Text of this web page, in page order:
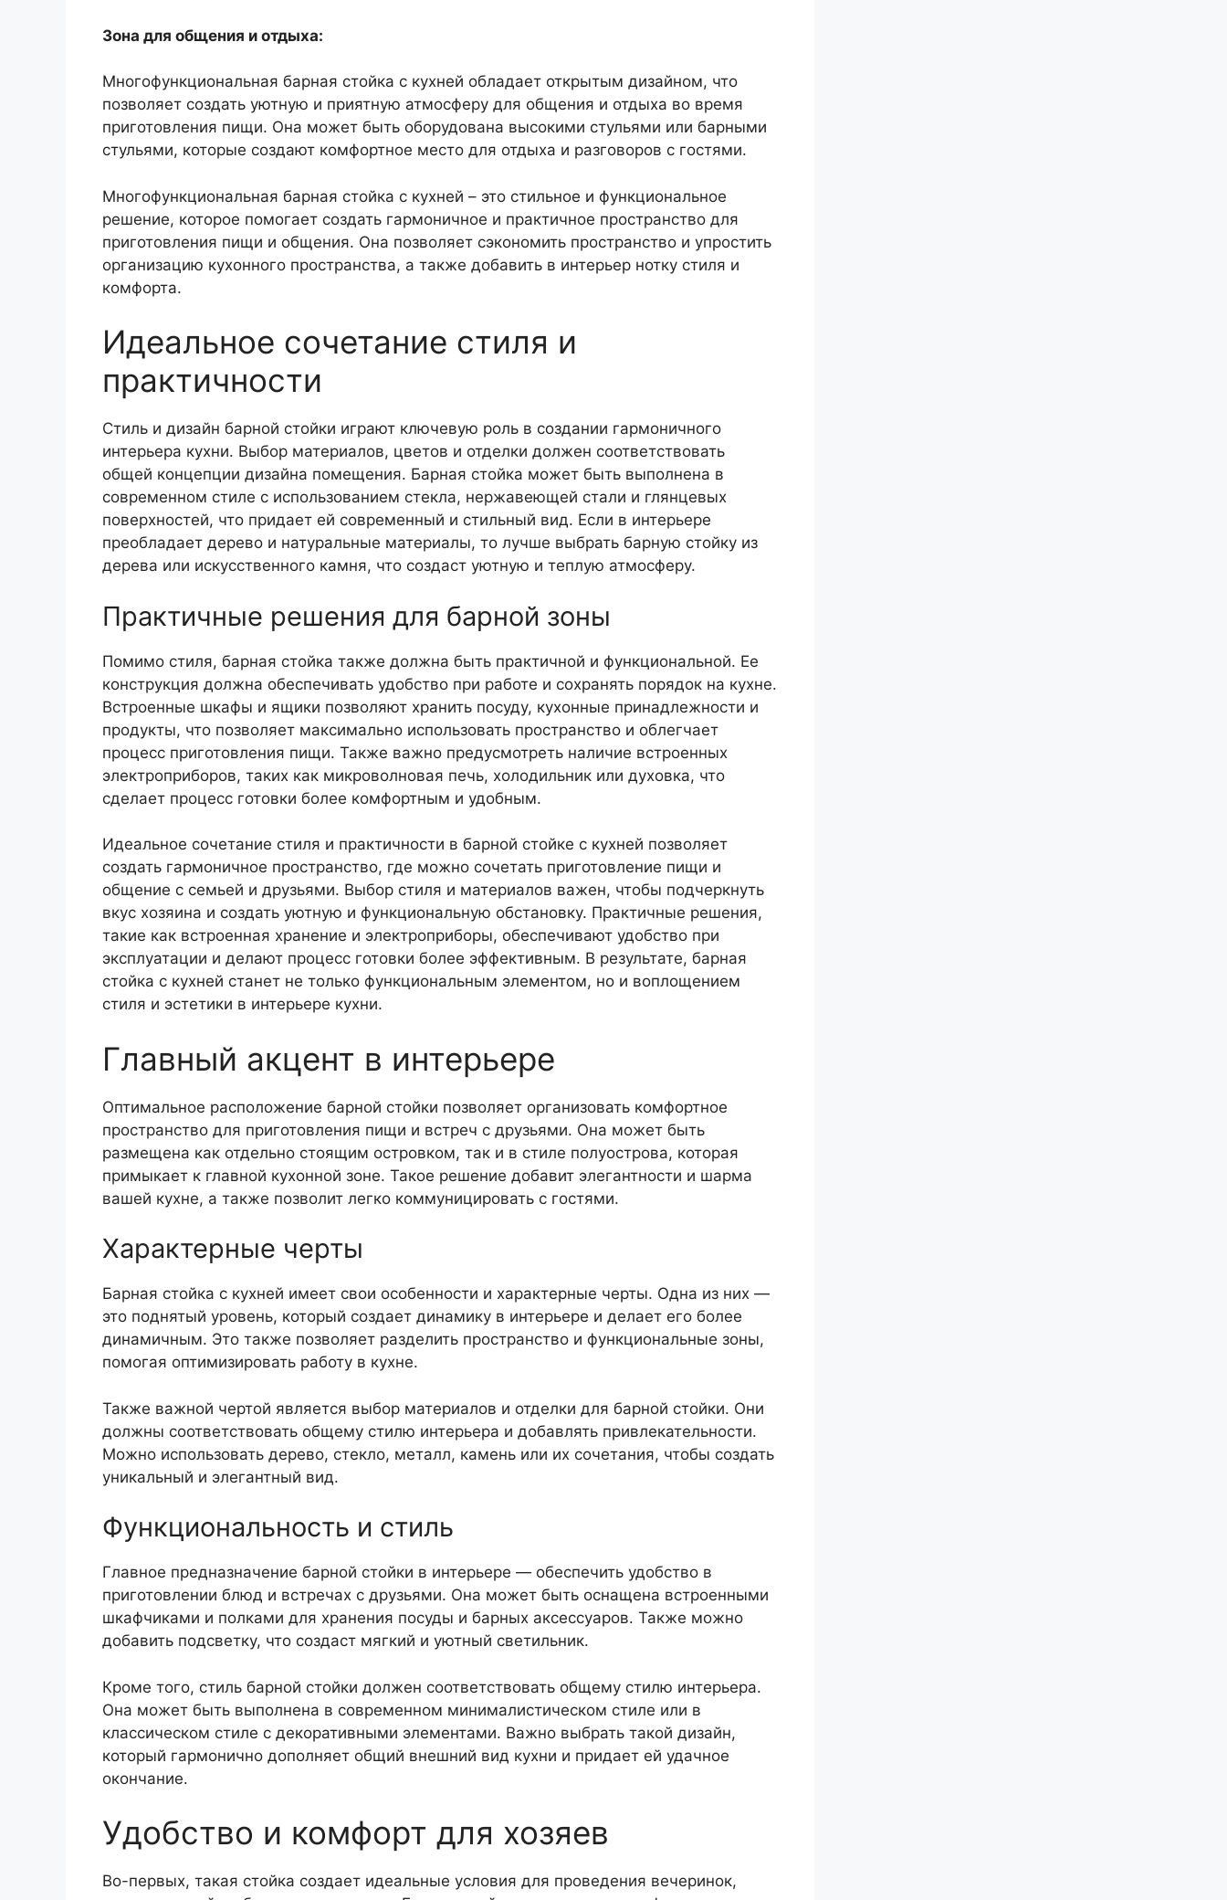
Зона для общения и отдыха:
Многофункциональная барная стойка с кухней обладает открытым дизайном, что
позволяет создать уютную и приятную атмосферу для общения и отдыха во время
приготовления пищи. Она может быть оборудована высокими стульями или барными
стульями, которые создают комфортное место для отдыха и разговоров с гостями.
Многофункциональная барная стойка с кухней – это стильное и функциональное
решение, которое помогает создать гармоничное и практичное пространство для
приготовления пищи и общения. Она позволяет сэкономить пространство и упростить
организацию кухонного пространства, а также добавить в интерьер нотку стиля и
комфорта.
Идеальное сочетание стиля и
практичности
Стиль и дизайн барной стойки играют ключевую роль в создании гармоничного
интерьера кухни. Выбор материалов, цветов и отделки должен соответствовать
общей концепции дизайна помещения. Барная стойка может быть выполнена в
современном стиле с использованием стекла, нержавеющей стали и глянцевых
поверхностей, что придает ей современный и стильный вид. Если в интерьере
преобладает дерево и натуральные материалы, то лучше выбрать барную стойку из
дерева или искусственного камня, что создаст уютную и теплую атмосферу.
Практичные решения для барной зоны
Помимо стиля, барная стойка также должна быть практичной и функциональной. Ее
конструкция должна обеспечивать удобство при работе и сохранять порядок на кухне.
Встроенные шкафы и ящики позволяют хранить посуду, кухонные принадлежности и
продукты, что позволяет максимально использовать пространство и облегчает
процесс приготовления пищи. Также важно предусмотреть наличие встроенных
электроприборов, таких как микроволновая печь, холодильник или духовка, что
сделает процесс готовки более комфортным и удобным.
Идеальное сочетание стиля и практичности в барной стойке с кухней позволяет
создать гармоничное пространство, где можно сочетать приготовление пищи и
общение с семьей и друзьями. Выбор стиля и материалов важен, чтобы подчеркнуть
вкус хозяина и создать уютную и функциональную обстановку. Практичные решения,
такие как встроенная хранение и электроприборы, обеспечивают удобство при
эксплуатации и делают процесс готовки более эффективным. В результате, барная
стойка с кухней станет не только функциональным элементом, но и воплощением
стиля и эстетики в интерьере кухни.
Главный акцент в интерьере
Оптимальное расположение барной стойки позволяет организовать комфортное
пространство для приготовления пищи и встреч с друзьями. Она может быть
размещена как отдельно стоящим островком, так и в стиле полуострова, которая
примыкает к главной кухонной зоне. Такое решение добавит элегантности и шарма
вашей кухне, а также позволит легко коммуницировать с гостями.
Характерные черты
Барная стойка с кухней имеет свои особенности и характерные черты. Одна из них —
это поднятый уровень, который создает динамику в интерьере и делает его более
динамичным. Это также позволяет разделить пространство и функциональные зоны,
помогая оптимизировать работу в кухне.
Также важной чертой является выбор материалов и отделки для барной стойки. Они
должны соответствовать общему стилю интерьера и добавлять привлекательности.
Можно использовать дерево, стекло, металл, камень или их сочетания, чтобы создать
уникальный и элегантный вид.
Функциональность и стиль
Главное предназначение барной стойки в интерьере — обеспечить удобство в
приготовлении блюд и встречах с друзьями. Она может быть оснащена встроенными
шкафчиками и полками для хранения посуды и барных аксессуаров. Также можно
добавить подсветку, что создаст мягкий и уютный светильник.
Кроме того, стиль барной стойки должен соответствовать общему стилю интерьера.
Она может быть выполнена в современном минималистическом стиле или в
классическом стиле с декоративными элементами. Важно выбрать такой дизайн,
который гармонично дополняет общий внешний вид кухни и придает ей удачное
окончание.
Удобство и комфорт для хозяев
Во-первых, такая стойка создает идеальные условия для проведения вечеринок,